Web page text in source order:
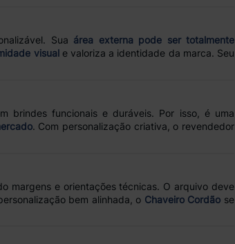
Sua área externa pode ser totalmente
visuale valoriza a identidade da marca. Seu
brindes funcionais e duráveis. Por isso, é uma
. Com personalização criativa, o revendedor
margens e orientações técnicas. O arquivo deve
bem alinhada, o Chaveiro Cordão se